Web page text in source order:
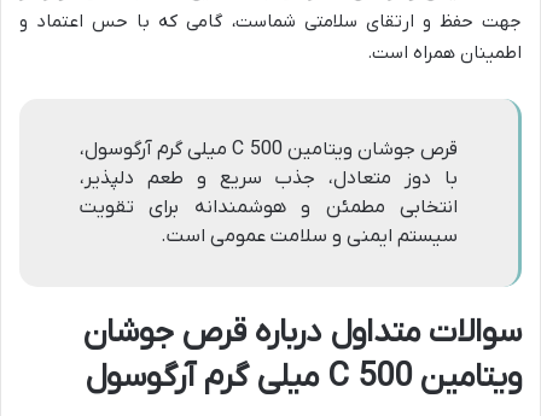
جهت حفظ و ارتقای سلامتی شماست، گامی که با حس اعتماد و
اطمینان همراه است.
قرص جوشان ویتامین C 500 میلی گرم آرگوسول،
با دوز متعادل، جذب سریع و طعم دلپذیر،
انتخابی مطمئن و هوشمندانه برای تقویت
سیستم ایمنی و سلامت عمومی است.
سوالات متداول درباره قرص جوشان
ویتامین C 500 میلی گرم آرگوسول